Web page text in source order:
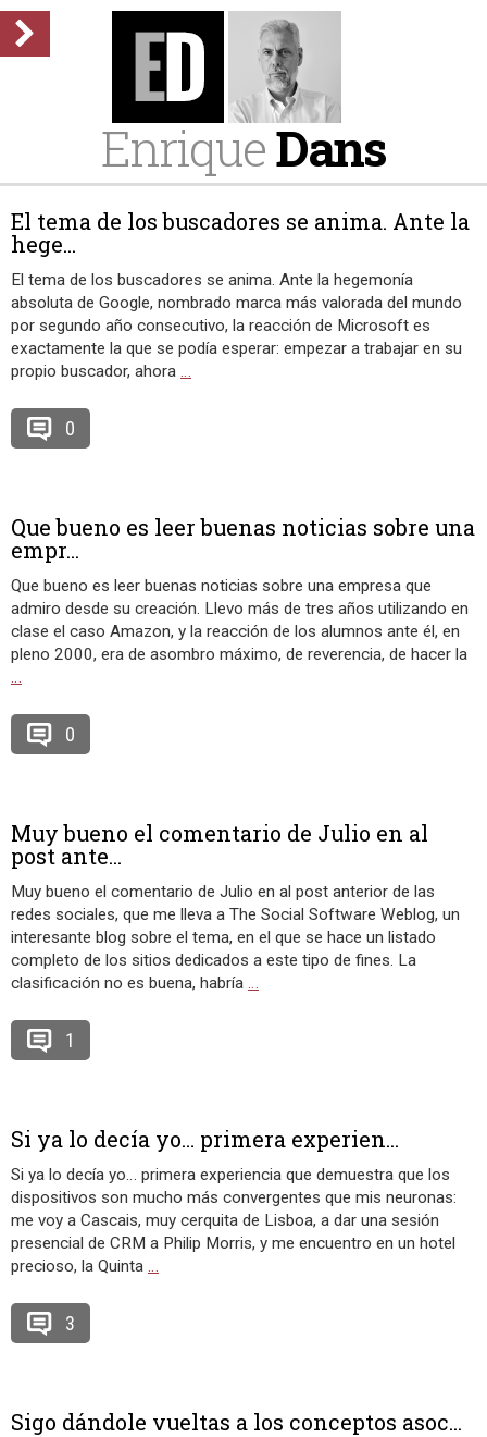
EnriqueDans
El tema de los buscadores se anima. Ante la
hege...
El tema de los buscadores se anima. Ante la hegemonía
absoluta de Google, nombrado marca más valorada del mundo
por segundo año consecutivo, la reacción de Microsoft es
exactamente la que se podía esperar: empezar a trabajar en su
propio buscador, ahora …
0
Que bueno es leer buenas noticias sobre una
empr...
Que bueno es leer buenas noticias sobre una empresa que
admiro desde su creación. Llevo más de tres años utilizando en
clase el caso Amazon, y la reacción de los alumnos ante él, en
pleno 2000, era de asombro máximo, de reverencia, de hacer la
…
0
Muy bueno el comentario de Julio en al
post ante...
Muy bueno el comentario de Julio en al post anterior de las
redes sociales, que me lleva a The Social Software Weblog, un
interesante blog sobre el tema, en el que se hace un listado
completo de los sitios dedicados a este tipo de fines. La
clasificación no es buena, habría …
1
Si ya lo decía yo… primera experien...
Si ya lo decía yo… primera experiencia que demuestra que los
dispositivos son mucho más convergentes que mis neuronas:
me voy a Cascais, muy cerquita de Lisboa, a dar una sesión
presencial de CRM a Philip Morris, y me encuentro en un hotel
precioso, la Quinta …
3
Sigo dándole vueltas a los conceptos asoc...